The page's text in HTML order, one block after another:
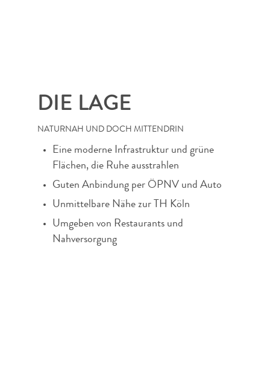
DIE LAGE
NATURNAH UND DOCH MITTENDRIN
Eine moderne Infrastruktur und grüne
Flächen, die Ruhe ausstrahlen
Guten Anbindung per ÖPNV und Auto
Unmittelbare Nähe zur TH Köln
Umgeben von Restaurants und
Nahversorgung